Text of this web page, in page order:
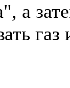
а
газ